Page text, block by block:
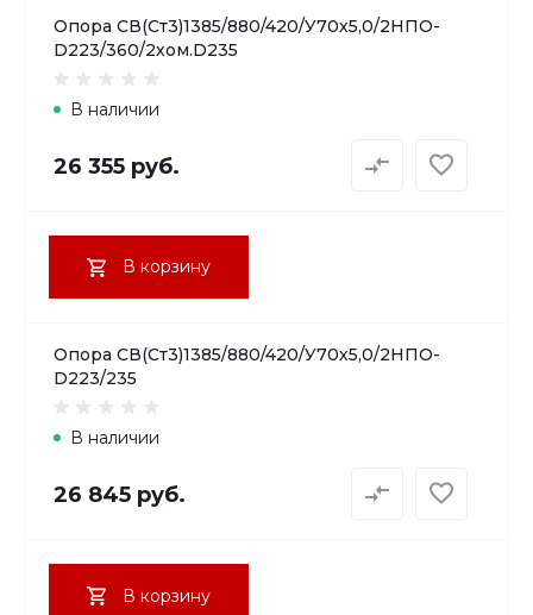
Опора СВ(Ст3)1385/880/420/У70х5,0/2НПО-
D223/360/2хом.D235
В наличии
26 355 руб.
В корзину
Опора СВ(Ст3)1385/880/420/У70х5,0/2НПО-
D223/235
В наличии
26 845 руб.
В корзину